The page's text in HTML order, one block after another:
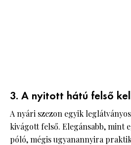
3. A nyitott hátú felső
A nyári szezon egyik
kivágott felső. Elegánsabb, mint
póló, mégis ugyanannyira